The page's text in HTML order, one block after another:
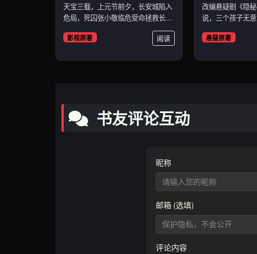
天宝三载，上元节前夕，长安城陷入
危局，死囚张小敬临危受命拯救长
影视原著 阅读
改编悬疑剧《隐
说，三个孩子无
悬疑原著
书友评论互动
昵称
邮箱 (选填)
评论内容